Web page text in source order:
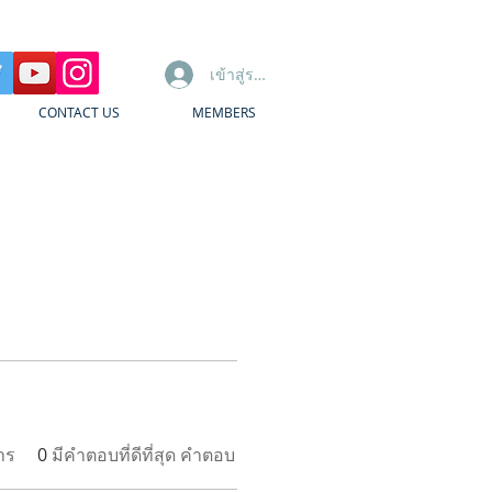
เข้าสู่ระบบ
CONTACT US MEMBERS
0 มีคำตอบที่ดีที่สุด คำตอบ